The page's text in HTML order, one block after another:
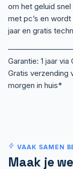
om het geluid
met pc’s en
jaar en gratis
Garantie: 1 jaar via
Gratis verzending
morgen in huis*
VAAK SAMEN
Maak je